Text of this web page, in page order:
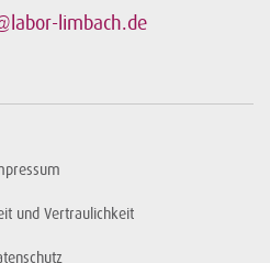
limbach.de
und Vertraulichkeit